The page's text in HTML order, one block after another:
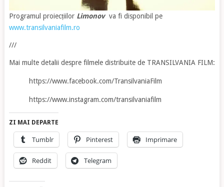
Programul proiecțiilor Limonov va fi disponibil pe
www.transilvaniafilm.ro
///
Mai multe detalii despre filmele distribuite de TRANSILVANIA FILM:
https://www.facebook.com/TransilvaniaFilm
https://www.instagram.com/transilvaniafilm
ZI MAI DEPARTE
Tumblr Pinterest Imprimare
Reddit Telegram